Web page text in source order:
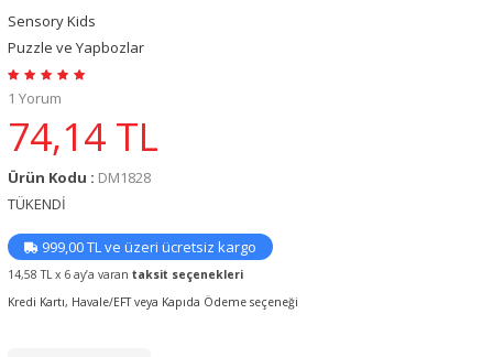
Sensory Kids
Puzzle ve Yapbozlar
1 Yorum
74,14 TL
Ürün Kodu : DM1828
TÜKENDİ
999,00 TL ve üzeri ücretsiz kargo
14,58 TL x 6 ay’a varan taksit seçenekleri
Kredi Kartı, Havale/EFT veya Kapıda Ödeme seçeneği